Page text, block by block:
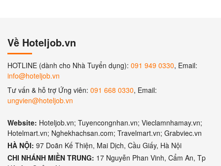
Về Hoteljob.vn
HOTLINE (dành cho Nhà Tuyển dụng): 091 949 0330, Email:
info@hoteljob.vn
Tư vấn & hỗ trợ Ứng viên: 091 668 0330, Email:
ungvien@hoteljob.vn
Website: Hoteljob.vn; Tuyencongnhan.vn; Vieclamnhamay.vn;
Hotelmart.vn; Nghekhachsan.com; Travelmart.vn; Grabviec.vn
HÀ NỘI: 97 Doãn Kế Thiện, Mai Dịch, Cầu Giấy, Hà Nội
CHI NHÁNH MIỀN TRUNG: 17 Nguyễn Phan Vinh, Cẩm An, Tp